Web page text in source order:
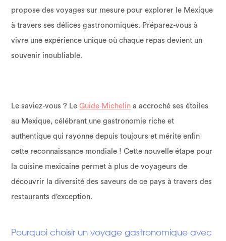
propose des voyages sur mesure pour explorer le Mexique
à travers ses délices gastronomiques. Préparez-vous à
vivre une expérience unique où chaque repas devient un
souvenir inoubliable.
Le saviez-vous ? LeGuide Michelin a accroché ses étoiles
au Mexique, célébrant une gastronomie riche et
authentique qui rayonne depuis toujours et mérite enfin
cette reconnaissance mondiale ! Cette nouvelle étape pour
la cuisine mexicaine permet à plus de voyageurs de
découvrir la diversité des saveurs de ce pays à travers des
restaurants d’exception.
Pourquoi choisir un voyage gastronomique avec